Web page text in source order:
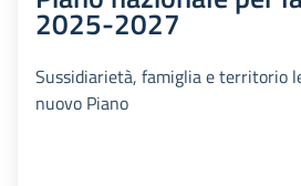
2025-2027
Sussidiarietà, famiglia e territorio
nuovo Piano